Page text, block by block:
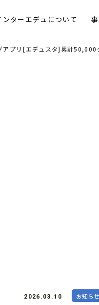
ンターエデュについて
アプリ[エデュスタ]累計50,000
2026.03.10 お知らせ